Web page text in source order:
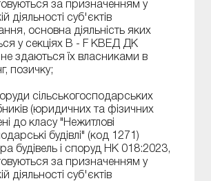
за призначенням у
діяльності суб'єктів
основна діяльність яких
у секціях B - F КВЕД ДК
здаються їх власниками в
позичку;
сільськогосподарських
(юридичних та фізичних
до класу "Нежитлові
будівлі" (код 1271)
будівель і споруд НК 018:2023,
за призначенням у
діяльності суб'єктів